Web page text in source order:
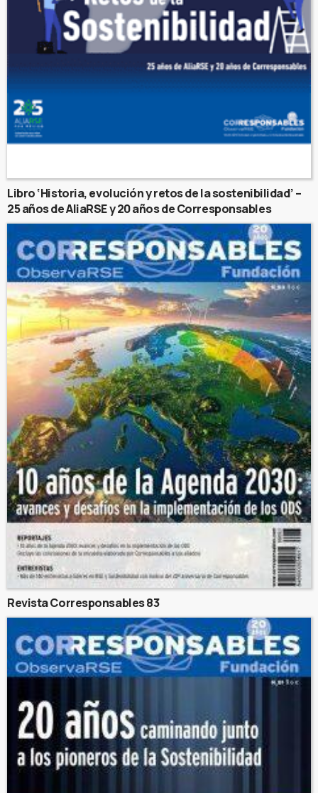
Libro ‘Historia, evolución y retos de la sostenibilidad’ –
25 años de AliaRSE y 20 años de Corresponsables
Revista Corresponsables 83